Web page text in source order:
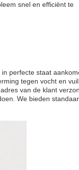
snel en efficiënt te
perfecte staat
tegen vocht en
van de klant
We bieden